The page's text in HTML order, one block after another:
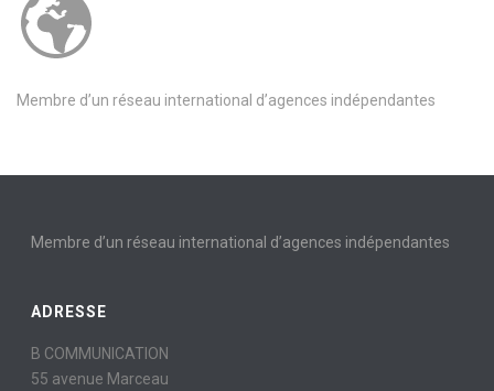
Membre d’un réseau international d’agences indépendantes
Membre d’un réseau international d’agences indépendantes
ADRESSE
B COMMUNICATION
55 avenue Marceau